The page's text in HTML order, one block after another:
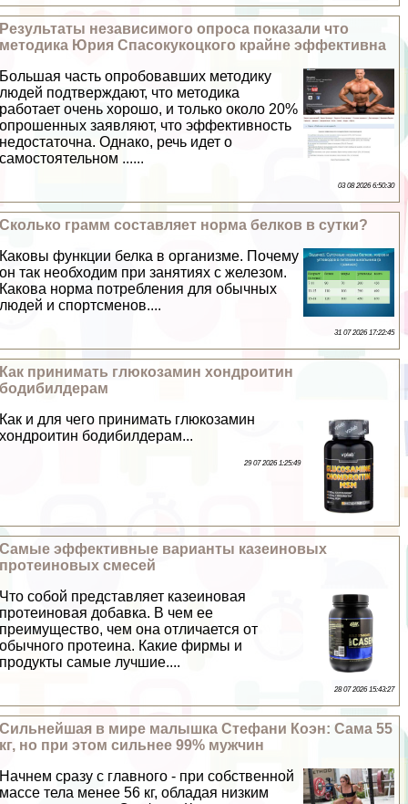
Результаты независимого опроса показали что
методика Юрия Спасокукоцкого крайне эффективна
Большая часть опробовавших методику
людей подтверждают, что методика
работает очень хорошо, и только около 20%
опрошенных заявляют, что эффективность
недостаточна. Однако, речь идет о
самостоятельном ......
03 08 2026 6:50:30
Сколько грамм составляет норма белков в сутки?
Каковы функции белка в организме. Почему
он так необходим при занятиях с железом.
Какова норма потрeбления для обычных
людей и спортсменов....
31 07 2026 17:22:45
Как принимать глюкозамин хондроитин
бодибилдерам
Как и для чего принимать глюкозамин
хондроитин бодибилдерам...
29 07 2026 1:25:49
Самые эффективные варианты казеиновых
протеиновых смесей
Что собой представляет казеиновая
протеиновая добавка. В чем ее
преимущество, чем она отличается от
обычного протеина. Какие фирмы и
продукты самые лучшие....
28 07 2026 15:43:27
Сильнейшая в мире малышка Стефани Коэн: Сама 55
кг, но при этом сильнее 99% мужчин
Начнем сразу с главного - при собственной
массе тела менее 56 кг, обладая низким